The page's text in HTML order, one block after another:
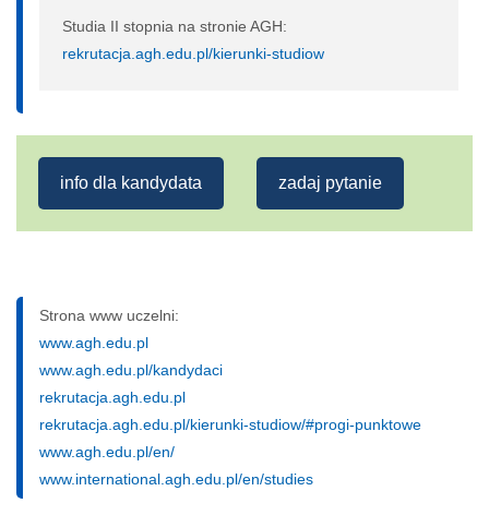
Studia II stopnia na stronie AGH:
rekrutacja.agh.edu.pl/kierunki-studiow
info dla kandydata zadaj pytanie
Strona www uczelni:
www.agh.edu.pl
www.agh.edu.pl/kandydaci
rekrutacja.agh.edu.pl
rekrutacja.agh.edu.pl/kierunki-studiow/#progi-punktowe
www.agh.edu.pl/en/
www.international.agh.edu.pl/en/studies